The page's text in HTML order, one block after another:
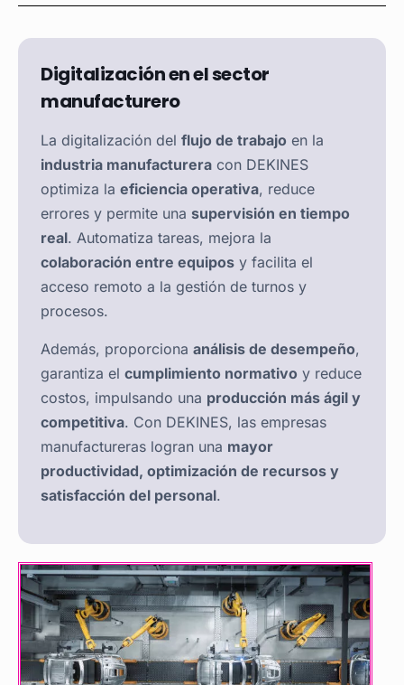
Digitalización en el sector
manufacturero
La digitalización del flujo de trabajo en la
industria manufacturera con DEKINES
optimiza la eficiencia operativa, reduce
errores y permite una supervisión en tiempo
real. Automatiza tareas, mejora la
colaboración entre equipos y facilita el
acceso remoto a la gestión de turnos y
procesos.
Además, proporciona análisis de desempeño,
garantiza el cumplimiento normativo y reduce
costos, impulsando una producción más ágil y
competitiva. Con DEKINES, las empresas
manufactureras logran una mayor
productividad, optimización de recursos y
satisfacción del personal.